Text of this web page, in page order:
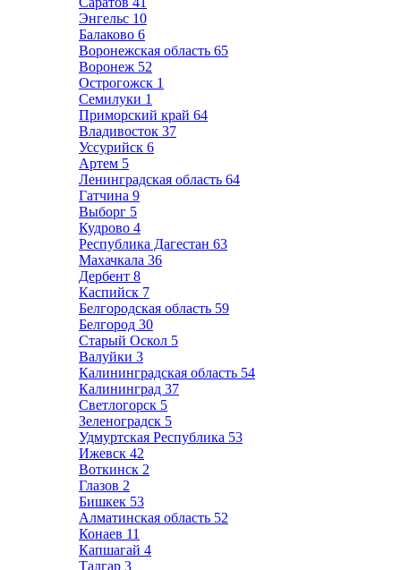
Энгельс 10
Балаково 6
Воронежская область 65
Воронеж 52
Острогожск 1
Семилуки 1
Приморский край 64
Владивосток 37
Уссурийск 6
Артем 5
Ленинградская область 64
Гатчина 9
Выборг 5
Кудрово 4
Республика Дагестан 63
Махачкала 36
Дербент 8
Каспийск 7
Белгородская область 59
Белгород 30
Старый Оскол 5
Валуйки 3
Калининградская область 54
Калининград 37
Светлогорск 5
Зеленоградск 5
Удмуртская Республика 53
Ижевск 42
Воткинск 2
Глазов 2
Бишкек 53
Алматинская область 52
Конаев 11
Капшагай 4
Талгар 3